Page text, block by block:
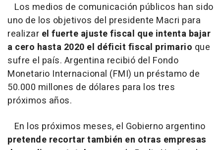
Los medios de comunicación públicos han sido
uno de los objetivos del presidente Macri para
realizar el fuerte ajuste fiscal que intenta bajar
a cero hasta 2020 el déficit fiscal primario que
sufre el país. Argentina recibió del Fondo
Monetario Internacional (FMI) un préstamo de
50.000 millones de dólares para los tres
próximos años.
En los próximos meses, el Gobierno argentino
pretende recortar también en otras empresas